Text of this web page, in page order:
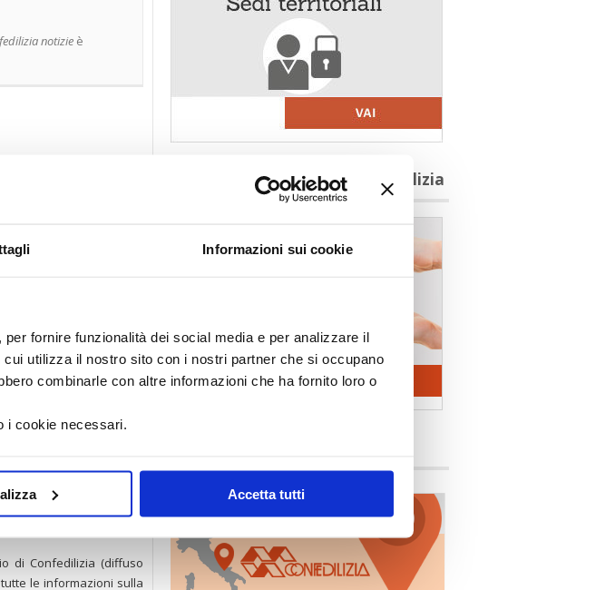
Informazioni sui cookie
fornire funzionalità dei social media e per analizzare il
utilizza il nostro sito con i nostri partner che si occupano
combinarle con altre informazioni che ha fornito loro o
i cookie necessari.
Accetta tutti
notizie è
– Ultimissime di
stipula di una polizza
di Confedilizia (diffuso
le informazioni sulla
〉 5 ragioni per aderire a Confedilizia